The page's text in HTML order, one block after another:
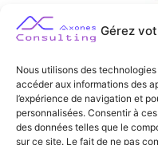
Gérez
Nous utilisons des
accéder aux informations des
l’expérience de navigation et
personnalisées. Consentir à
des données telles que le
sur ce site. Le fait de ne pas